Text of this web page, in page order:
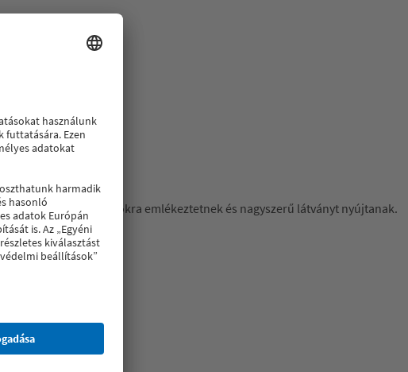
alumínium ablakokra emlékeztetnek és nagyszerű látványt nyújtanak.